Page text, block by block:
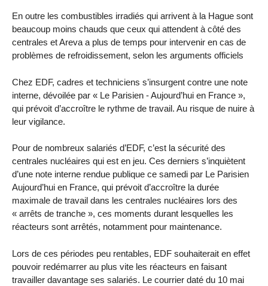
En outre les combustibles irradiés qui arrivent à la Hague sont
beaucoup moins chauds que ceux qui attendent à côté des
centrales et Areva a plus de temps pour intervenir en cas de
problèmes de refroidissement, selon les arguments officiels
Chez EDF, cadres et techniciens s’insurgent contre une note
interne, dévoilée par « Le Parisien - Aujourd’hui en France »,
qui prévoit d’accroître le rythme de travail. Au risque de nuire à
leur vigilance.
Pour de nombreux salariés d’EDF, c’est la sécurité des
centrales nucléaires qui est en jeu. Ces derniers s’inquiètent
d’une note interne rendue publique ce samedi par Le Parisien
Aujourd’hui en France, qui prévoit d’accroître la durée
maximale de travail dans les centrales nucléaires lors des
« arrêts de tranche », ces moments durant lesquelles les
réacteurs sont arrêtés, notamment pour maintenance.
Lors de ces périodes peu rentables, EDF souhaiterait en effet
pouvoir redémarrer au plus vite les réacteurs en faisant
travailler davantage ses salariés. Le courrier daté du 10 mai